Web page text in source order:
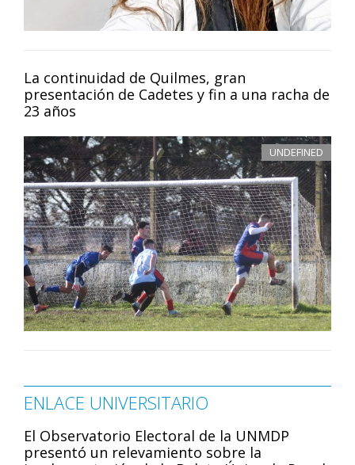
La continuidad de Quilmes, gran
presentación de Cadetes y fin a una racha de
23 años
UNDEFINED
ENLACE UNIVERSITARIO
El Observatorio Electoral de la UNMDP
presentó un relevamiento sobre la